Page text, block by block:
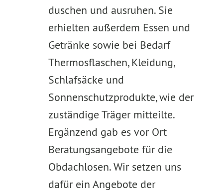
duschen und ausruhen. Sie
erhielten außerdem Essen und
Getränke sowie bei Bedarf
Thermosflaschen, Kleidung,
Schlafsäcke und
Sonnenschutzprodukte, wie der
zuständige Träger mitteilte.
Ergänzend gab es vor Ort
Beratungsangebote für die
Obdachlosen. Wir setzen uns
dafür ein Angebote der